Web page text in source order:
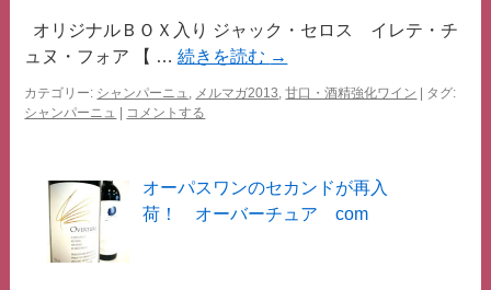
ス
キ
プ
オリジナルＢＯＸ入り ジャック・セロス イレテ・チ
ュヌ・フォア 【 …続きを読む →
カテゴリー: シャンパーニュ , メルマガ2013,甘口・酒精強化ワイン
タグ:
シャンパーニュ
コメントする
オーパスワンのセカンドが再入
荷！ オーバーチュア com